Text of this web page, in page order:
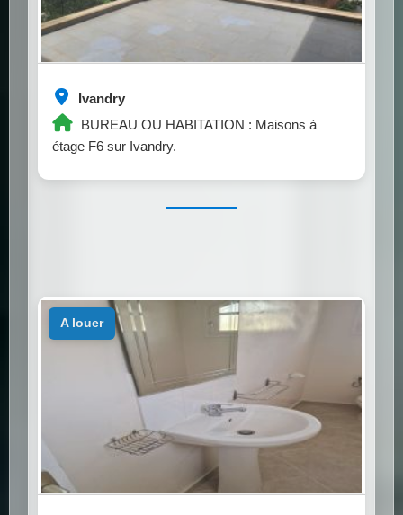
Ivandry
BUREAU OU HABITATION : Maisons à
étage F6 sur Ivandry.
a louer